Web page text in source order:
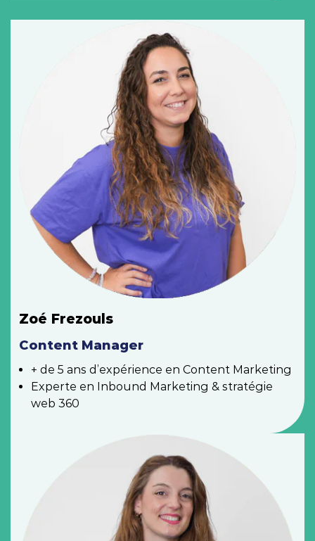
Zoé Frezouls
Content Manager
+ de 5 ans d’expérience en Content Marketing
Experte en Inbound Marketing & stratégie
web 360